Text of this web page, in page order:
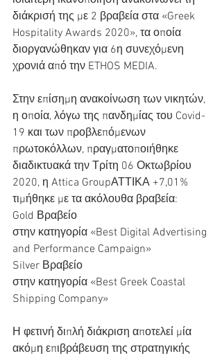
διάκρισή της με 2 βραβεία στα «Greek
Hospitality Awards 2020», τα οποία
διοργανώθηκαν για 6η συνεχόμενη
χρονιά από την ETHOS MEDIA.
Στην επίσημη ανακοίνωση των νικητών,
η οποία, λόγω της πανδημίας του Covid-
19 και των προβλεπόμενων
πρωτοκόλλων, πραγματοποιήθηκε
διαδικτυακά την Τρίτη 06 Οκτωβρίου
2020, η Attica GroupΑΤΤΙΚΑ +7,01%
τιμήθηκε με τα ακόλουθα βραβεία:
Gold Βραβείο
στην κατηγορία «Best Digital Advertising
and Performance Campaign»
Silver Βραβείο
στην κατηγορία «Best Greek Coastal
Shipping Company»
Η φετινή διπλή διάκριση αποτελεί μία
ακόμη επιβράβευση της στρατηγικής